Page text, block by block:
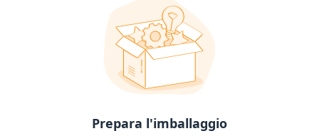
Prepara l'imballaggio